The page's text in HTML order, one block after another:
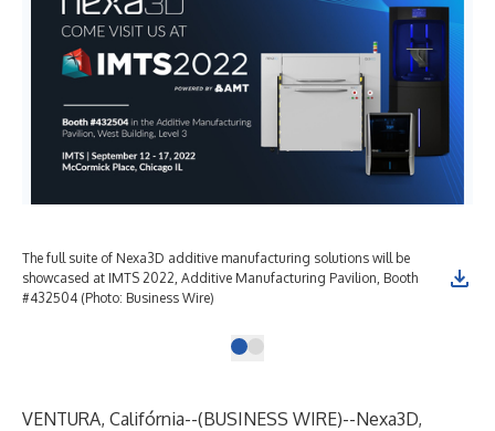
The full suite of Nexa3D additive manufacturing solutions will be
showcased at IMTS 2022, Additive Manufacturing Pavilion, Booth
#432504 (Photo: Business Wire)
VENTURA, Califórnia--(BUSINESS WIRE)--Nexa3D,